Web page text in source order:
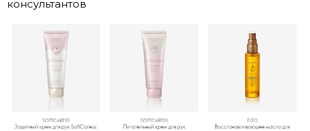
консультантов